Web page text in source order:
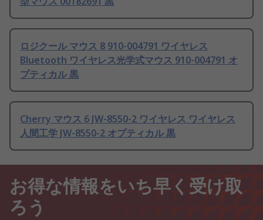
ロジクール マウス 8 910-004791 ワイヤレス
Bluetooth ワイヤレス光学式マウス 910-004791 オ
プティカル 黒
Cherry マウス 6 JW-8550-2 ワイヤレス ワイヤレス
人間工学 JW-8550-2 オプティカル 黒
お得な情報をいち早く受け取
ろう